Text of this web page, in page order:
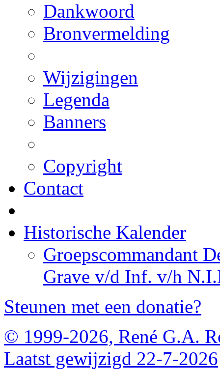
Dankwoord
Bronvermelding
Wijzigingen
Legenda
Banners
Copyright
Contact
Historische Kalender
Groepscommandant
Grave v/d Inf. v/h
Steunen met een donatie?
© 1999-2026, René G.A.
Laatst gewijzigd 22-7-2026